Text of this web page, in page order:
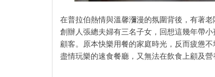
在普拉伯熱情與溫馨瀰漫的氛圍背後，有著老
創辦人張總夫婦有三名子女，回想這幾年帶
顧客。原本快樂用餐的家庭時光，反而疲憊
盡情玩樂的速食餐廳，又無法在飲食上顧及